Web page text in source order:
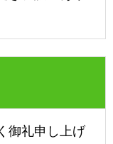
御礼申し上げ